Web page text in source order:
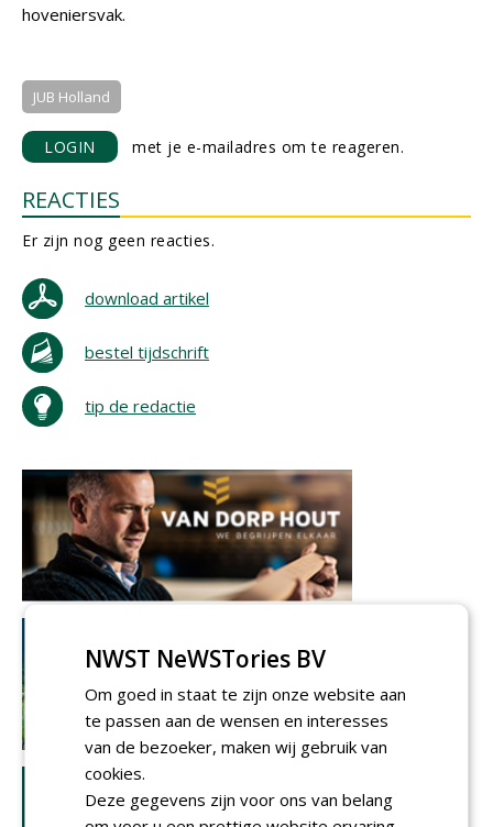
hoveniersvak.
JUB Holland
LOGIN met je e-mailadres om te reageren.
REACTIES
Er zijn nog geen reacties.
download artikel
bestel tijdschrift
tip de redactie
NWST NeWSTories BV
Om goed in staat te zijn onze website aan
te passen aan de wensen en interesses
van de bezoeker, maken wij gebruik van
cookies.
Deze gegevens zijn voor ons van belang